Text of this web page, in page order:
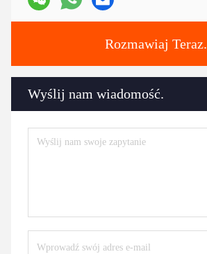
Rozmawiaj Teraz.
Wyślij nam wiadomość.